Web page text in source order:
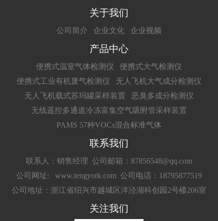
关于我们
公司简介 企业文化 企业视频
产品中心
便携式温室气体检测仪
便携式大气检测仪
便携式工业有机废气检测仪
无人飞机大气成分检测仪
无人飞机载式苏玛罐采样装置
恶臭多成分检测仪
无线遥控多通道冷冻富集空气吸附管采样装置
PAMS 57种VOCs混合标准气体
联系我们
联系人：销售经理 公司邮箱：87856548@qq.com
公司网址: www.tengyork.com 公司电话：18795877519
公司地址：浙江省绍兴市越城区洋泾湖科创园2号楼206室
关注我们